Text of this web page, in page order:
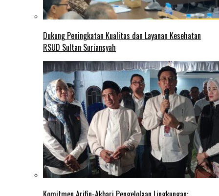
Dukung Peningkatan Kualitas dan Layanan Kesehatan
RSUD Sultan Suriansyah